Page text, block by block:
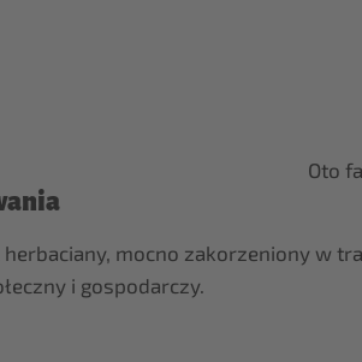
Oto
herbaciany, mocno zakorzeniony w
i gospodarczy.